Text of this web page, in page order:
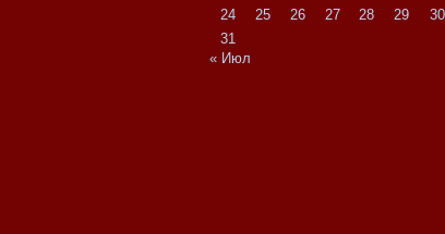
24
25 26 27 28 29
30
31
« Июл